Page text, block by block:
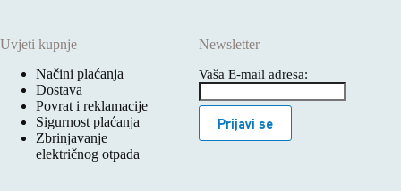
Uvjeti kupnje
Načini plaćanja
Dostava
Povrat i reklamacije
Sigurnost plaćanja
Zbrinjavanje
električnog otpada
Newsletter
Vaša E-mail adresa:
Prijavi se